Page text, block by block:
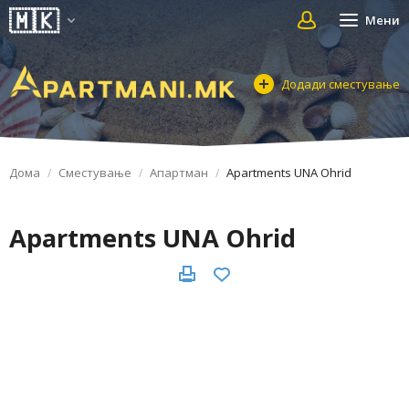
Мени
Додади сместување
Дома Сместување Апартман Apartments UNA Ohrid
Apartments UNA Ohrid